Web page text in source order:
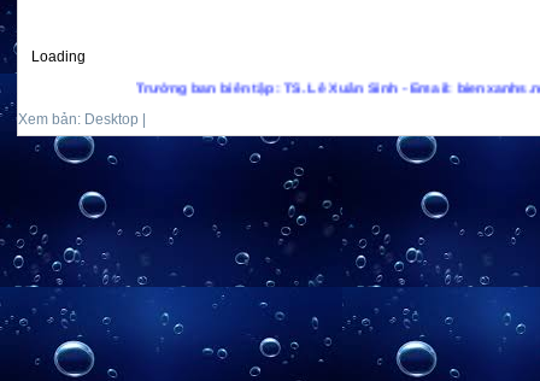
Loading
Trưởng ban biên tập: TS. Lê Xuân Sinh - Email:
Xem bản: Desktop |